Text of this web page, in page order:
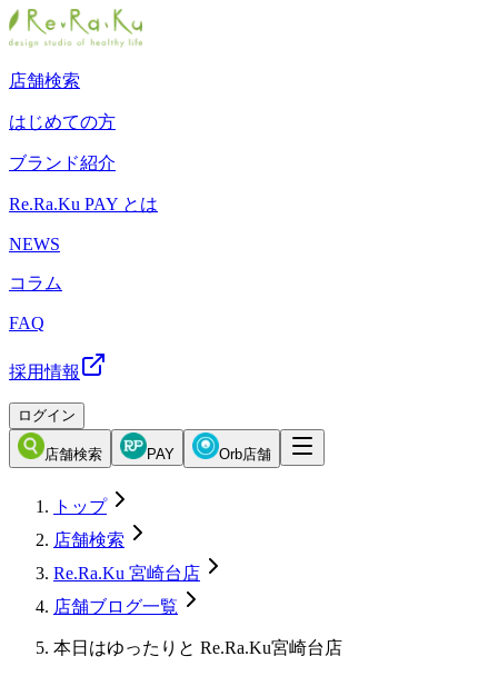
店舗検索
はじめての方
ブランド紹介
Re.Ra.Ku PAY とは
NEWS
コラム
FAQ
採用情報
ログイン
店舗検索 PAY Orb店舗
トップ
店舗検索
Re.Ra.Ku 宮崎台店
店舗ブログ一覧
本日はゆったりと Re.Ra.Ku宮崎台店